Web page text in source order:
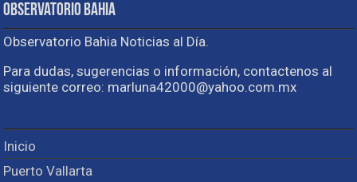
Observatorio Bahia
Observatorio Bahia Noticias al Día.
Para dudas, sugerencias o información, contactenos al
siguiente correo: marluna42000@yahoo.com.mx
Inicio
Puerto Vallarta